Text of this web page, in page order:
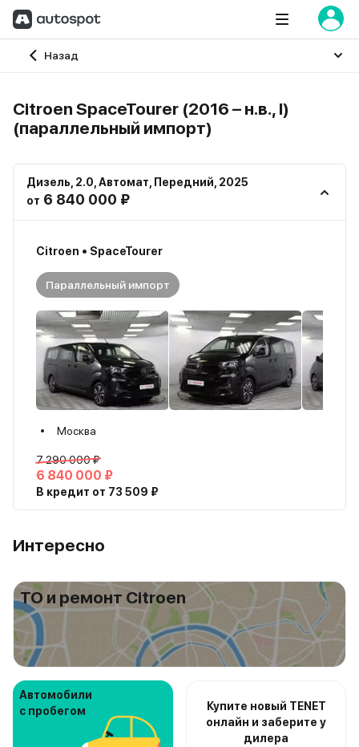
Назад
Главная
Citroen SpaceTourer (2016 – н.в., I)
(параллельный импорт)
Дизель 2.0 Автомат Передний 2025
от 6 840 000 ₽
Citroen • SpaceTourer
Параллельный импорт
Москва
7 290 000 ₽
6 840 000 ₽
В кредит от 73 509 ₽
Интересно
ТО и ремонт Citroen
Автомобили
с пробегом
Купите новый TENET
онлайн и заберите у
дилера